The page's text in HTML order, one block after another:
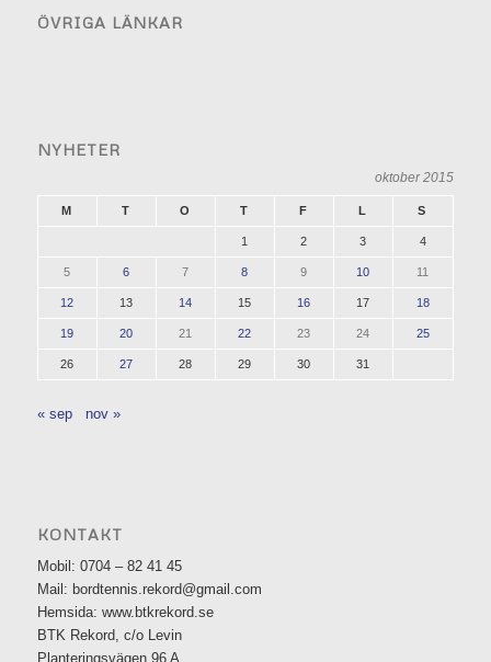
ÖVRIGA LÄNKAR
NYHETER
oktober 2015
M T O T F L S
1 2 3 4
5 6 7 8 9 10 11
12 13 14 15 16 17 18
19 20 21 22 23 24 25
26 27 28 29 30 31
« sep nov »
KONTAKT
Mobil: 0704 – 82 41 45
Mail: bordtennis.rekord@gmail.com
Hemsida: www.btkrekord.se
BTK Rekord, c/o Levin
Planteringsvägen 96 A